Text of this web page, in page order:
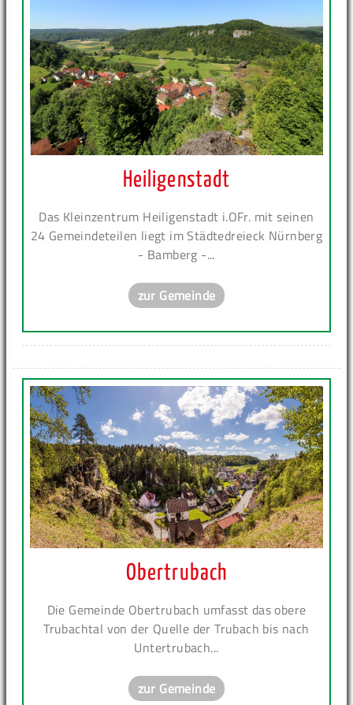
Heiligenstadt
Das Kleinzentrum Heiligenstadt i.OFr. mit seinen
24 Gemeindeteilen liegt im Städtedreieck Nürnberg
- Bamberg -...
zur Gemeinde
Obertrubach
Die Gemeinde Obertrubach umfasst das obere
Trubachtal von der Quelle der Trubach bis nach
Untertrubach...
zur Gemeinde